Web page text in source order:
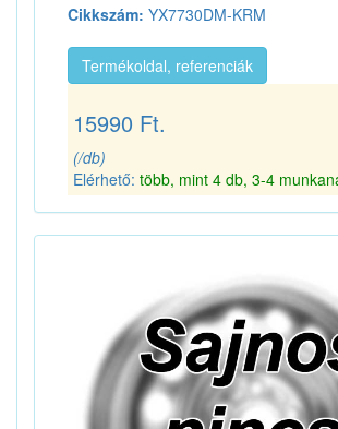
Cikkszám: YX7730DM-KRM
Termékoldal, referenciák
15990 Ft.
(/db)
Elérhető: több, mint 4 db, 3-4